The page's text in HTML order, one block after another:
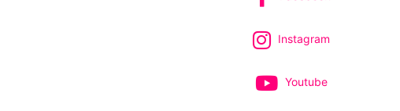
Instagram
Youtube